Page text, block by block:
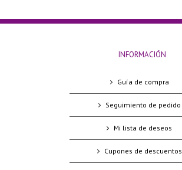
INFORMACIÓN
Guía de compra
Seguimiento de pedido
Mi lista de deseos
Cupones de descuentos